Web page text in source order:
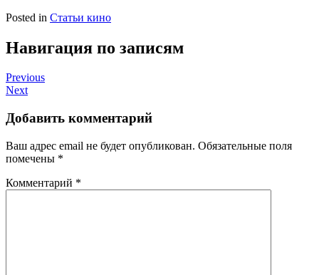
Posted in Статьи кино
Навигация по записям
Previous
Next
Добавить комментарий
Ваш адрес email не будет опубликован. Обязательные поля
помечены *
Комментарий *